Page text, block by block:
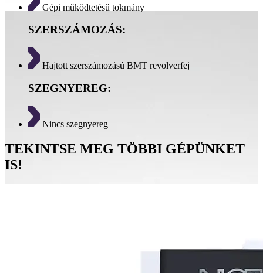
Gépi működtetésű tokmány
SZERSZÁMOZÁS:
Hajtott szerszámozású BMT revolverfej
SZEGNYEREG:
Nincs szegnyereg
TEKINTSE MEG TÖBBI GÉPÜNKET
IS!